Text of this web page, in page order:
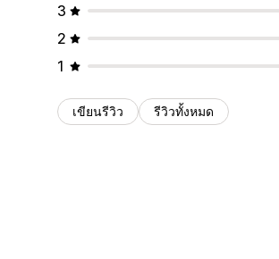
3
2
1
เขียนรีวิว รีวิวทั้งหมด